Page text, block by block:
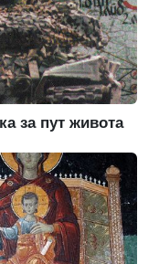
за пут живота